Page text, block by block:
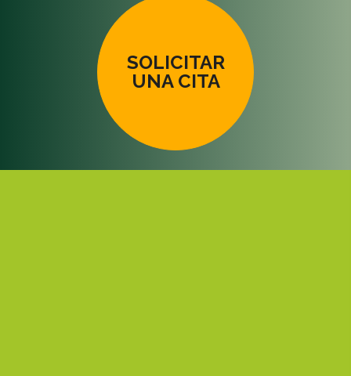
SOLICITAR
UNA CITA